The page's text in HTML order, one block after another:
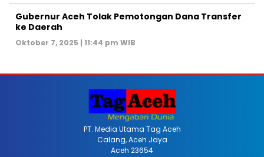
Gubernur Aceh Tolak Pemotongan Dana Transfer
ke Daerah
Oktober 7, 2025 | 11:44 pm WIB
PT. Media Utama Tag Aceh
Calang, Aceh Jaya
Aceh 23654